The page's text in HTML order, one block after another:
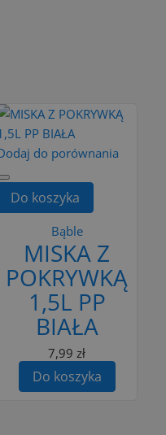
do porównania
Do koszyka
Bąble
MISKA Z
POKRYWKĄ
1,5L PP
BIAŁA
7,99 zł
Do koszyka